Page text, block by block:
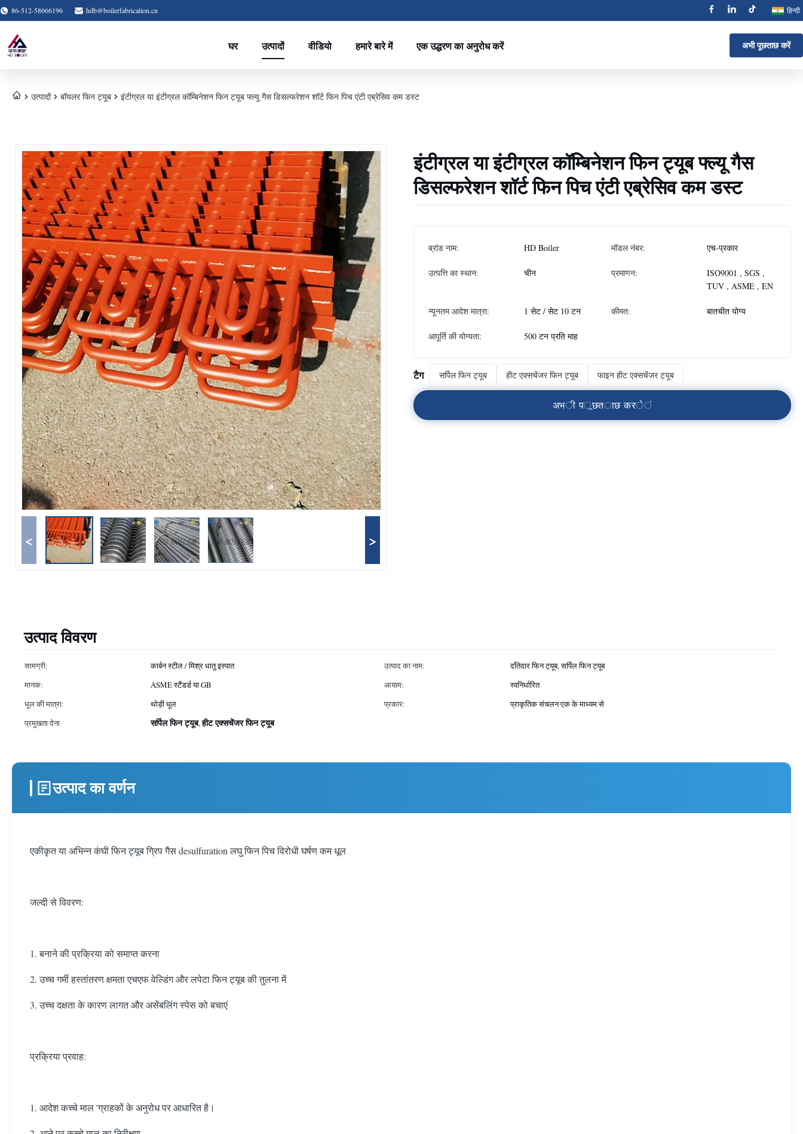
86-512-58666196 hdb@boilerfabrication.cn हिन्दी
घर उत्पादों वीडियो हमारे बारे में एक उद्धरण का अनुरोध करें अभी पूछताछ करें
उत्पादों बॉयलर फिन ट्यूब इंटीग्रल या इंटीग्रल कॉम्बिनेशन फिन ट्यूब फ्ल्यू गैस डिसल्फरेशन शॉर्ट फिन पिच एंटी एब्रेसिव कम डस्ट
< >
इंटीग्रल या इंटीग्रल कॉम्बिनेशन फिन ट्यूब फ्ल्यू गैस
डिसल्फरेशन शॉर्ट फिन पिच एंटी एब्रेसिव कम डस्ट
ब्रांड नाम: HD Boiler मॉडल नंबर: एच-प्रकार
उत्पत्ति का स्थान: चीन प्रमाणन:
ISO9001 , SGS ,
TUV , ASME , EN
न्यूनतम आदेश मात्रा: 1 सेट / सेट 10 टन कीमत: बातचीत योग्य
आपूर्ति की योग्यता: 500 टन प्रति माह
टैग सर्पिल फिन ट्यूब हीट एक्सचेंजर फिन ट्यूब फाइन हीट एक्सचेंजर ट्यूब
अभी पूछताछ करें
उत्पाद विवरण
सामग्री: कार्बन स्टील / मिश्र धातु इस्पात उत्पाद का नाम:
दाँतेदार फिन ट्यूब, सर्पिल फिन ट्यूब
मानक:
ASME स्टैंडर्ड या GB आयाम:
स्वनिर्धारित
धूल की मात्रा:
थोड़ी धूल प्रकार:
प्राकृतिक संचलन एक के माध्यम से
प्रमुखता देना
सर्पिल फिन ट्यूब,हीट एक्सचेंजर फिन ट्यूब
उत्पाद का वर्णन
एकीकृत या अभिन्न कंघी फिन ट्यूब ग्रिप गैस desulfuration लघु फिन पिच विरोधी घर्षण कम धूल
जल्दी से विवरण:
1. बनाने की प्रक्रिया को समाप्त करना
2. उच्च गर्मी हस्तांतरण क्षमता एचएफ वेल्डिंग और लपेटा फिन ट्यूब की तुलना में
3. उच्च दक्षता के कारण लागत और असेंबलिंग स्पेस को बचाएं
प्रक्रिया प्रवाह:
1. आदेश कच्चे माल 'ग्राहकों के अनुरोध पर आधारित है।